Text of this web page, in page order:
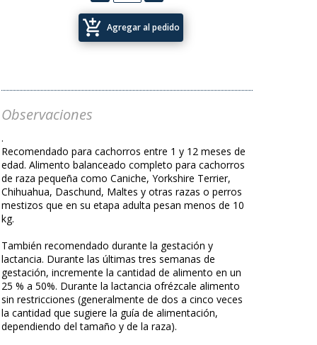
add_shopping_cart Agregar al pedido
Observaciones
.
Recomendado para cachorros entre 1 y 12 meses de
edad. Alimento balanceado completo para cachorros
de raza pequeña como Caniche, Yorkshire Terrier,
Chihuahua, Daschund, Maltes y otras razas o perros
mestizos que en su etapa adulta pesan menos de 10
kg.
También recomendado durante la gestación y
lactancia. Durante las últimas tres semanas de
gestación, incremente la cantidad de alimento en un
25 % a 50%. Durante la lactancia ofrézcale alimento
sin restricciones (generalmente de dos a cinco veces
la cantidad que sugiere la guía de alimentación,
dependiendo del tamaño y de la raza).